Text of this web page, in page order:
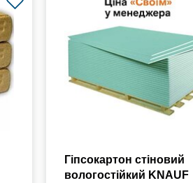
Гіпсокартон стіновий
вологостійкий KNAUF